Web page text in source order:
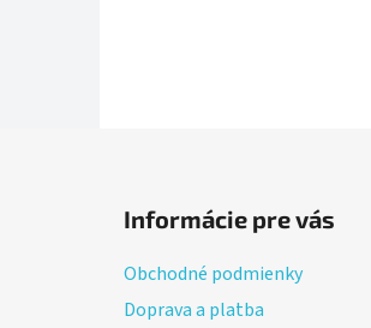
Informácie pre vás
Obchodné podmienky
Doprava a platba